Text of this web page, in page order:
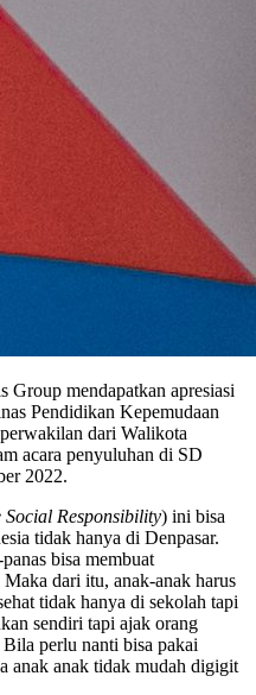
Group mendapatkan apresiasi
Pendidikan Kepemudaan
dari Walikota
acara penyuluhan di SD
2022.
Responsibility) ini bisa
tidak hanya di Denpasar.
bisa membuat
dari itu, anak-anak harus
tidak hanya di sekolah tapi
sendiri tapi ajak orang
perlu nanti bisa pakai
anak anak tidak mudah digigit